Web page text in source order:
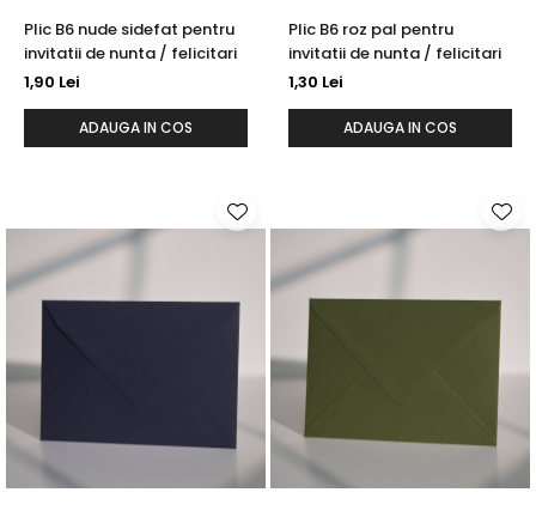
Plic B6 nude sidefat pentru
invitatii de nunta / felicitari
1,90 Lei
ADAUGA IN COS
Plic B6 roz pal pentru
invitatii de nunta / felicitari
1,30 Lei
ADAUGA IN COS